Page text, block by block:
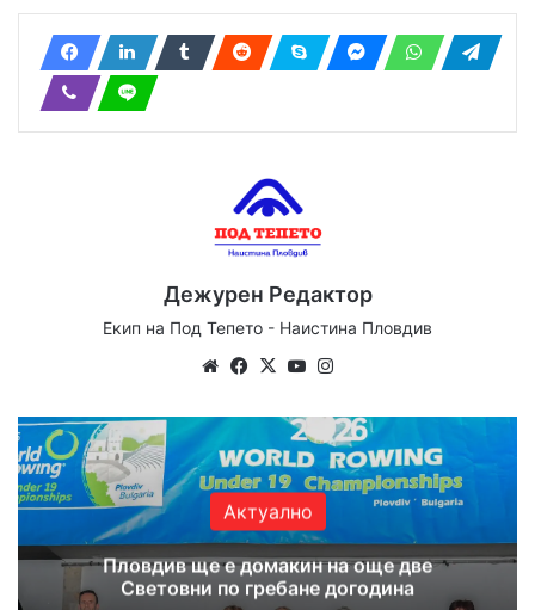
Дежурен Редактор
Екип на Под Тепето - Наистина Пловдив
WebsiteFacebook
X YouTube
Актуално
Пловдив ще е домакин на още две
Световни по гребане догодина